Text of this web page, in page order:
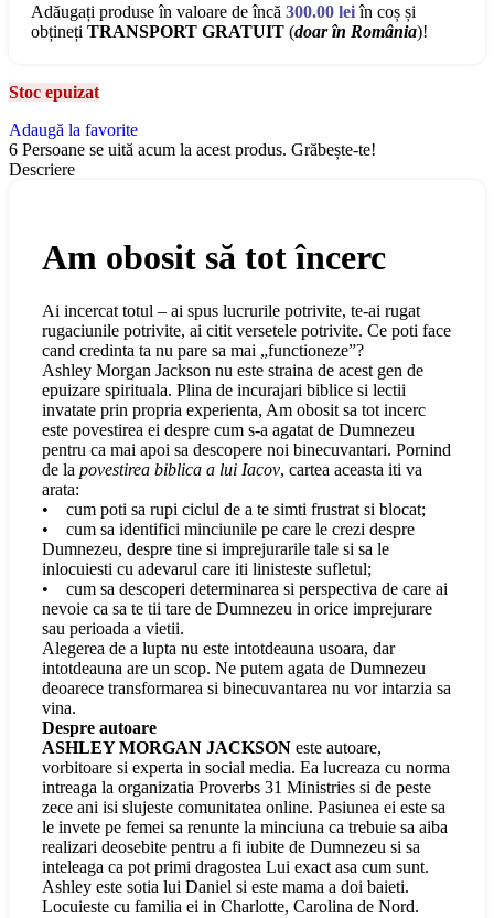
Adăugați produse în valoare de încă 300.00 leiîn coș și
obțineți TRANSPORT GRATUIT (doar în România)!
Stoc epuizat
Adaugă la favorite
6 Persoane se uită acum la acest produs. Grăbește-te!
Descriere
Am obosit să tot încerc
Ai incercat totul – ai spus lucrurile potrivite, te-ai rugat
rugaciunile potrivite, ai citit versetele potrivite. Ce poti face
cand credinta ta nu pare sa mai „functioneze”?
Ashley Morgan Jackson nu este straina de acest gen de
epuizare spirituala. Plina de incurajari biblice si lectii
invatate prin propria experienta, Am obosit sa tot incerc
este povestirea ei despre cum s-a agatat de Dumnezeu
pentru ca mai apoi sa descopere noi binecuvantari. Pornind
de la povestirea biblica a lui Iacov, cartea aceasta iti va
arata:
• cum poti sa rupi ciclul de a te simti frustrat si blocat;
• cum sa identifici minciunile pe care le crezi despre
Dumnezeu, despre tine si imprejurarile tale si sa le
inlocuiesti cu adevarul care iti linisteste sufletul;
• cum sa descoperi determinarea si perspectiva de care ai
nevoie ca sa te tii tare de Dumnezeu in orice imprejurare
sau perioada a vietii.
Alegerea de a lupta nu este intotdeauna usoara, dar
intotdeauna are un scop. Ne putem agata de Dumnezeu
deoarece transformarea si binecuvantarea nu vor intarzia sa
vina.
Despre autoare
ASHLEY MORGAN JACKSON este autoare,
vorbitoare si experta in social media. Ea lucreaza cu norma
intreaga la organizatia Proverbs 31 Ministries si de peste
zece ani isi slujeste comunitatea online. Pasiunea ei este sa
le invete pe femei sa renunte la minciuna ca trebuie sa aiba
realizari deosebite pentru a fi iubite de Dumnezeu si sa
inteleaga ca pot primi dragostea Lui exact asa cum sunt.
Ashley este sotia lui Daniel si este mama a doi baieti.
Locuieste cu familia ei in Charlotte, Carolina de Nord.